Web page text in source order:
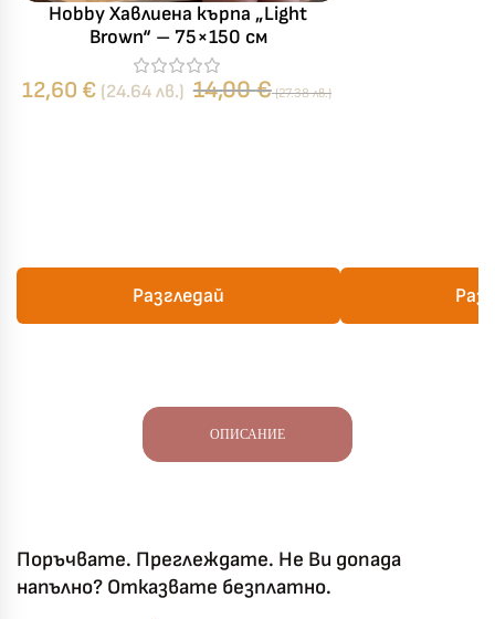
Hobby Хавлиена кърпа „Light
Brown“ – 75×150 см
14,00€ (27.38 лв.)
12,60 € (24.64 лв.)
Разгледай
ОПИСАНИЕ
Поръчвате. Преглеждате. Не Ви допада
напълно? Отказвате безплатно.